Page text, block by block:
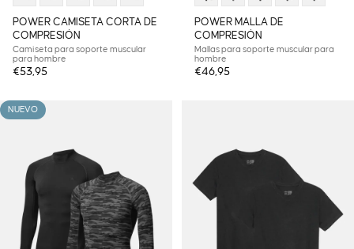
POWER CAMISETA CORTA DE
COMPRESIÓN
Camiseta para soporte muscular
para hombre
€53,95
POWER MALLA DE
COMPRESIÓN
Mallas para soporte muscular para
hombre
€46,95
NUEVO